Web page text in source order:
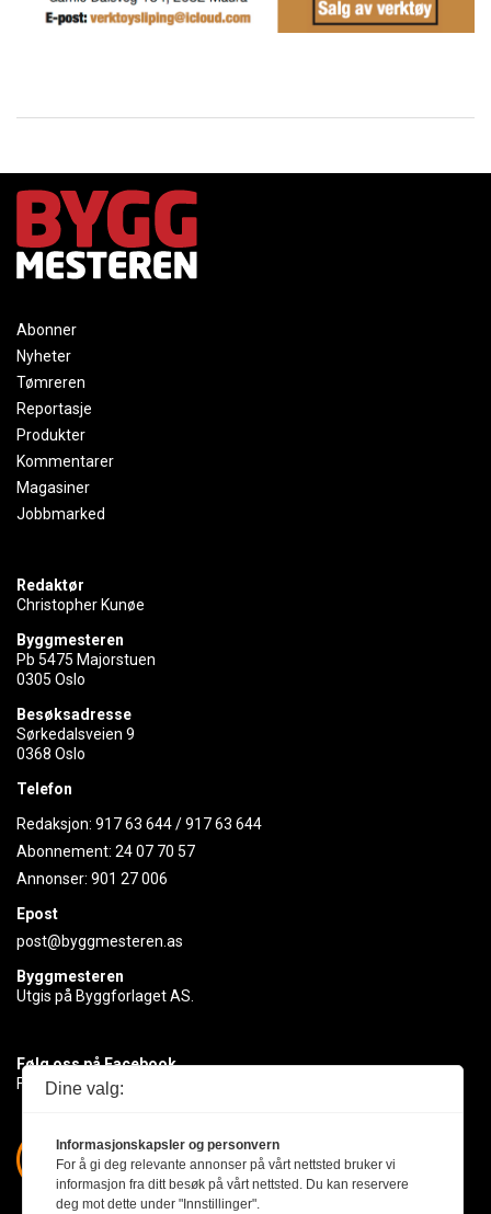
Abonner
Nyheter
Tømreren
Reportasje
Produkter
Kommentarer
Magasiner
Jobbmarked
Redaktør
Christopher Kunøe
Byggmesteren
Pb 5475 Majorstuen
0305 Oslo
Besøksadresse
Sørkedalsveien 9
0368 Oslo
Telefon
Redaksjon: 917 63 644/917 63 644
Abonnement: 24 07 70 57
Annonser: 901 27 006
Epost
post@byggmesteren.as
Byggmesteren
Utgis på Byggforlaget AS.
Følg oss på Facebook
Få med deg det siste innen byggebransjen
Dine valg:
Informasjonskapsler og personvern
For å gi deg relevante annonser på vårt nettsted bruker vi
informasjon fra ditt besøk på vårt nettsted. Du kan reservere
deg mot dette under "Innstillinger".